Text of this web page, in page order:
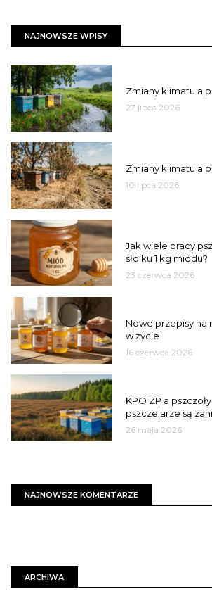
NAJNOWSZE WPISY
Zmiany klimatu a
27 lipca 2026
Zmiany klimatu a
10 lipca 2026
Jak wiele pracy
słoiku 1 kg miodu?
23 czerwca 2026
Nowe przepisy na
w życie
16 czerwca 2026
KPO ZP a
pszczelarze są
26 maja 2026
NAJNOWSZE KOMENTARZE
ARCHIWA